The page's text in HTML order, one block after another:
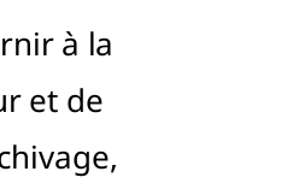
à la
et de